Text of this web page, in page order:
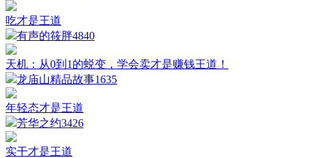
吃才是王道
有声的筱胖4840
天机：从0到1的蜕变，学会卖才是赚钱王道！
龙庙山精品故事1635
年轻态才是王道
芳华之约3426
实干才是王道